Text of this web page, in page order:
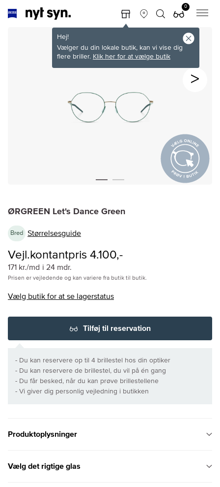
Hej!
Vælger du din lokale butik, kan vi vise dig
flere briller. Klik her for at vælge butik
0
ØRGREEN Let's Dance Green
Bred Størrelsesguide
Vejl.kontantpris 4.100,-
171 kr./md i 24 mdr.
Prisen er vejledende og kan variere fra butik til butik.
Vælg butik for at se lagerstatus
Tilføj til reservation
- Du kan reservere op til 4 brillestel hos din optiker
- Du kan reservere de brillestel, du vil på én gang
- Du får besked, når du kan prøve brillestellene
- Vi giver dig personlig vejledning i butikken
Produktoplysninger
Vælg det rigtige glas